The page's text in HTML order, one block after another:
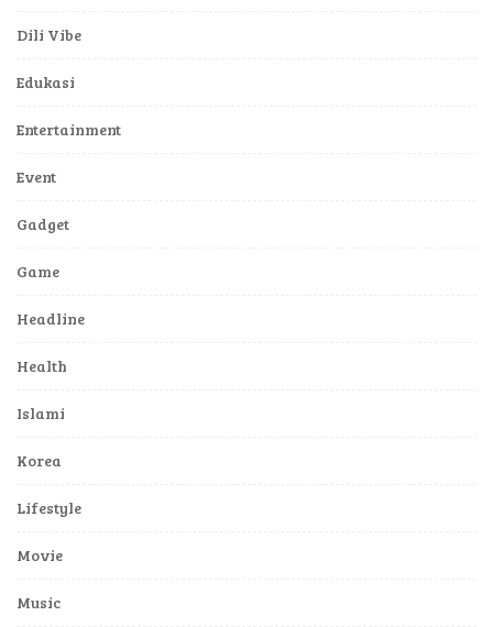
Dili Vibe
Edukasi
Entertainment
Event
Gadget
Game
Headline
Health
Islami
Korea
Lifestyle
Movie
Music